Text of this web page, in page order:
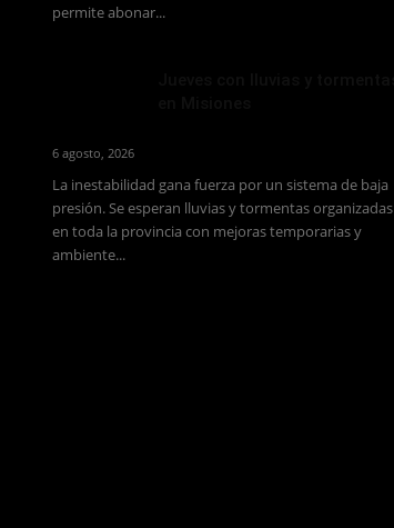
permite abonar...
6 agosto, 2026
La inestabilidad gana fuerza por un sistema de baja
presión. Se esperan lluvias y tormentas organizadas
en toda la provincia con mejoras temporarias y
ambiente...